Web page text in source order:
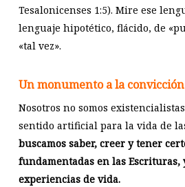
Tesalonicenses 1:5). Mire ese
lenguaje hipotético, flácido, de
«tal vez».
Un monumento a la convicción
Nosotros no somos
sentido artificial para la vida de
buscamos saber, creer y tener
fundamentadas en las Escrituras,
experiencias de vida.